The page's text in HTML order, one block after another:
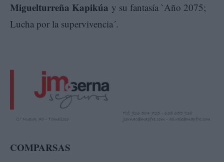
Miguelturreña Kapikúa y su fantasía `Año 2075;
Lucha por la supervivencia´.
COMPARSAS